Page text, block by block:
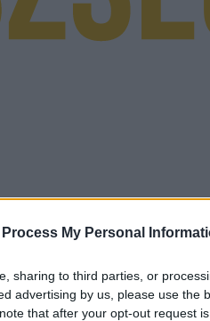
Process My Personal
sharing to third parties, or
advertising by us, please use the
that after your opt-out request